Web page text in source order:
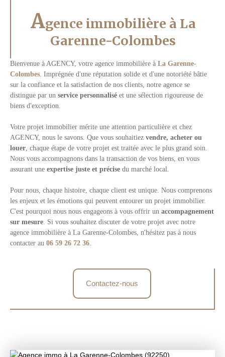
Agence immobilière à La
Garenne-Colombes
Bienvenue à AGENCY, votre agence immobilière à La Garenne-
Colombes . Imprégnée d'une réputation solide et d'une notoriété bâtie
sur la confiance et la satisfaction de nos clients, notre agence se
distingue par un service personnalisé et une sélection rigoureuse de
biens d'exception.
Votre projet immobilier mérite une attention particulière et chez
AGENCY, nous le savons. Que vous souhaitiez vendre, acheter ou
louer , chaque étape de votre projet est traitée avec le plus grand soin.
Nous vous accompagnons dans la transaction de vos biens, en vous
assurant une expertise juste et précise du marché local.
Pour nous, chaque histoire, chaque client est unique. Nous comprenons
les enjeux et les émotions qui peuvent entourer un projet immobilier.
C'est pourquoi nous nous engageons à vous offrir un accompagnement
sur mesure . Si vous souhaitez discuter de votre projet avec notre
agence immobilière à La Garenne-Colombes, n'hésitez pas à nous
contacter au 06 59 26 72 36
Contactez-nous